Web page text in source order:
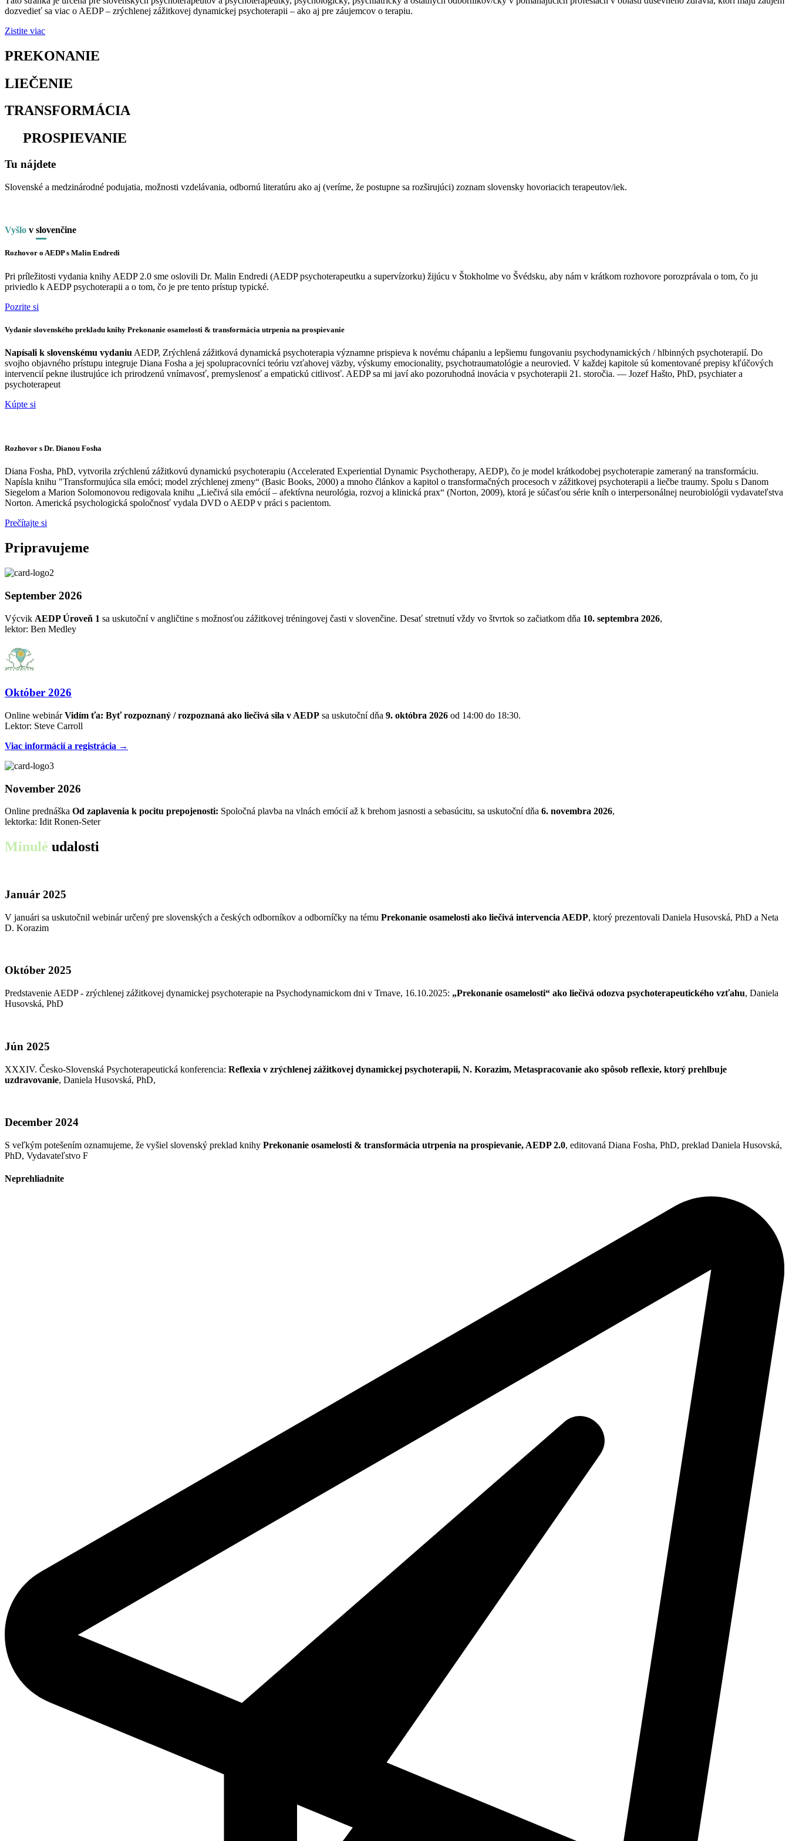
dozvedieť sa viac o AEDP – zrýchlenej zážitkovej dynamickej psychoterapii – ako aj pre záujemcov o terapiu.
Zistite viac
PREKONANIE
LIEČENIE
TRANSFORMÁCIA
PROSPIEVANIE
Tu nájdete
Slovenské a medzinárodné podujatia, možnosti vzdelávania, odbornú literatúru ako aj (veríme, že postupne sa rozširujúci) zoznam slovensky hovoriacich terapeutov/iek.
Vyšlo v slovenčine
Rozhovor o AEDP s Malin Endredi
Pri príležitosti vydania knihy AEDP 2.0 sme oslovili Dr. Malin Endredi (AEDP psychoterapeutku a supervízorku) žijúcu v Štokholme vo Švédsku, aby nám v krátkom rozhovore porozprávala o tom, čo ju
priviedlo k AEDP psychoterapii a o tom, čo je pre tento prístup typické.
Pozrite si
Vydanie slovenského prekladu knihy Prekonanie osamelosti & transformácia utrpenia na prospievanie
Napísali k slovenskému vydaniu AEDP, Zrýchlená zážitková dynamická psychoterapia významne prispieva k novému chápaniu a lepšiemu fungovaniu psychodynamických / hlbinných psychoterapií. Do
svojho objavného prístupu integruje Diana Fosha a jej spolupracovníci teóriu vzťahovej väzby, výskumy emocionality, psychotraumatológie a neurovied. V každej kapitole sú komentované prepisy kľúčových
intervencií pekne ilustrujúce ich prirodzenú vnímavosť, premyslenosť a empatickú citlivosť. AEDP sa mi javí ako pozoruhodná inovácia v psychoterapii 21. storočia. — Jozef Hašto, PhD, psychiater a
psychoterapeut
Kúpte si
Rozhovor s Dr. Dianou Fosha
Diana Fosha, PhD, vytvorila zrýchlenú zážitkovú dynamickú psychoterapiu (Accelerated Experiential Dynamic Psychotherapy, AEDP), čo je model krátkodobej psychoterapie zameraný na transformáciu.
Napísla knihu "Transformujúca sila emóci; model zrýchlenej zmeny“ (Basic Books, 2000) a mnoho článkov a kapitol o transformačných procesoch v zážitkovej psychoterapii a liečbe traumy. Spolu s Danom
Siegelom a Marion Solomonovou redigovala knihu „Liečivá sila emócií – afektívna neurológia, rozvoj a klinická prax“ (Norton, 2009), ktorá je súčasťou série kníh o interpersonálnej neurobiológii vydavateľstva
Norton. Americká psychologická spoločnosť vydala DVD o AEDP v práci s pacientom.
Prečítajte si
Pripravujeme
September 2026
Výcvik AEDP Úroveň 1 sa uskutoční v angličtine s možnosťou zážitkovej tréningovej časti v slovenčine. Desať stretnutí vždy vo štvrtok so začiatkom dňa 10. septembra 2026,
lektor: Ben Medley
Október 2026
Online webinárVidím ťa: Byť rozpoznaný / rozpoznaná ako liečivá sila v AEDP sa uskutoční dňa 9. októbra 2026 od 14:00 do 18:30.
Lektor: Steve Carroll
Viac informácií a registrácia →
November 2026
Online prednáška Od zaplavenia k pocitu prepojenosti: Spoločná plavba na vlnách emócií až k brehom jasnosti a sebasúcitu, sa uskutoční dňa 6. novembra 2026,
lektorka: Idit Ronen-Seter
Minulé udalosti
Január 2025
V januári sa uskutočnil webinár určený pre slovenských a českých odborníkov a odborníčky na tému Prekonanie osamelosti ako liečivá intervencia AEDP, ktorý prezentovali Daniela Husovská, PhD a Neta
D. Korazim
Október 2025
Predstavenie AEDP - zrýchlenej zážitkovej dynamickej psychoterapie na Psychodynamickom dni v Trnave, 16.10.2025: „Prekonanie osamelosti“ ako liečivá odozva psychoterapeutického vzťahu, Daniela
Husovská, PhD
Jún 2025
XXXIV. Česko-Slovenská Psychoterapeutická konferencia: Reflexia v zrýchlenej zážitkovej dynamickej psychoterapii, N. Korazim, Metaspracovanie ako spôsob reflexie, ktorý prehlbuje
uzdravovanie, Daniela Husovská, PhD,
December 2024
S veľkým potešením oznamujeme, že vyšiel slovenský preklad knihy Prekonanie osamelosti & transformácia utrpenia na prospievanie, AEDP 2.0, editovaná Diana Fosha, PhD, preklad Daniela Husovská,
PhD, Vydavateľstvo F
Neprehliadnite